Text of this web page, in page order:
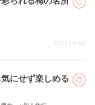
2023-02-02
にせず楽しめる